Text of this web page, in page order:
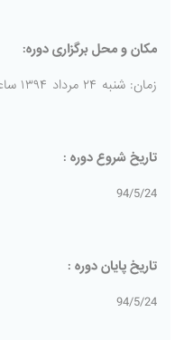
مکان و محل برگزاری دوره:
زمان: شنبه ۲۴ مرداد ۱۳۹۴ ساعت ۱۱ دانشکده خبر
تاریخ شروع دوره :
94/5/24
تاریخ پایان دوره :
94/5/24